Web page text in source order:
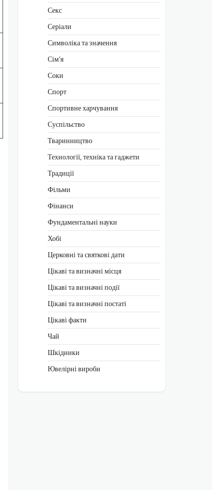
Секс
Серіали
Символіка та значення
Сім’я
Соки
Спорт
Спортивне харчування
Суспільство
Тваринництво
Технології, техніка та гаджети
Традиції
Фільми
Фінанси
Фундаментальні науки
Хобі
Церковні та святкові дати
Цікаві та визначні місця
Цікаві та визначні події
Цікаві та визначні постаті
Цікаві факти
Чай
Шкідники
Ювелірні вироби